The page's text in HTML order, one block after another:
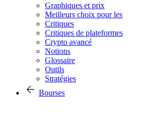
Graphiques et prix
Meilleurs choix pour les
Critiques
Critiques de plateformes
Crypto avancé
Notions
Glossaire
Outils
Stratégies
Bourses